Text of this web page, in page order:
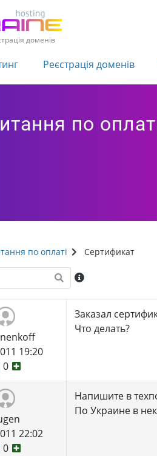
доменів
Реєстрація доменів
по
по оплаті Сертификат
19:20
0
Заказал
Что делать?
22:02
0
Напишите в
По Украине в